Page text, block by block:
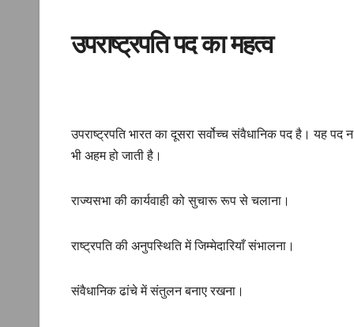
उपराष्ट्रपति पद का महत्व
उपराष्ट्रपति भारत का दूसरा सर्वोच्च संवैधानिक पद है। यह
भी अहम हो जाती है।
राज्यसभा की कार्यवाही को सुचारू रूप से चलाना।
राष्ट्रपति की अनुपस्थिति में जिम्मेदारियाँ संभालना।
संवैधानिक ढांचे में संतुलन बनाए रखना।